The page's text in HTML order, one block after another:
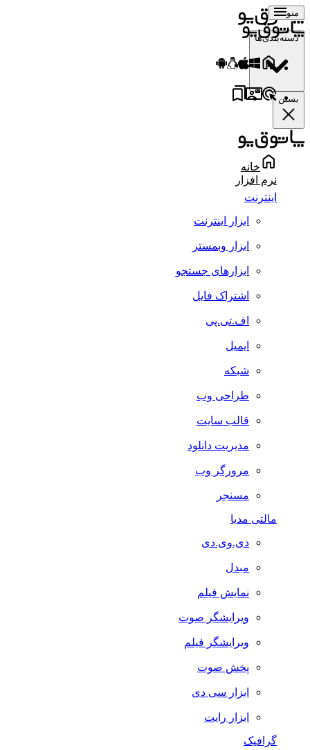
منو
دسته‌بندی‌ها
بستن
خانه
نرم افزار
اینترنت
ابزار اینترنت
ابزار وبمستر
ابزارهای جستجو
اشتراک فایل
اف.تی.پی
ایمیل
شبکه
طراحی وب
قالب سایت
مدیریت دانلود
مرورگر وب
مسنجر
مالتی مدیا
دی.وی.دی
مبدل
نمایش فیلم
ویرایشگر صوت
ویرایشگر فیلم
پخش صوت
ابزار سی دی
ابزار رایت
گرافیک